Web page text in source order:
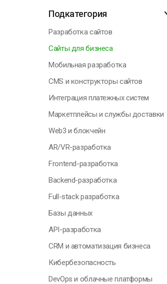
Подкатегория
Разработка сайтов
Сайты для бизнеса
Мобильная разработка
CMS и конструкторы сайтов
Интеграция платежных систем
Маркетплейсы и службы доставки
Web3 и блокчейн
AR/VR-разработка
Frontend-разработка
Backend-разработка
Full-stack разработка
Базы данных
API-разработка
CRM и автоматизация бизнеса
Кибербезопасность
DevOps и облачные платформы